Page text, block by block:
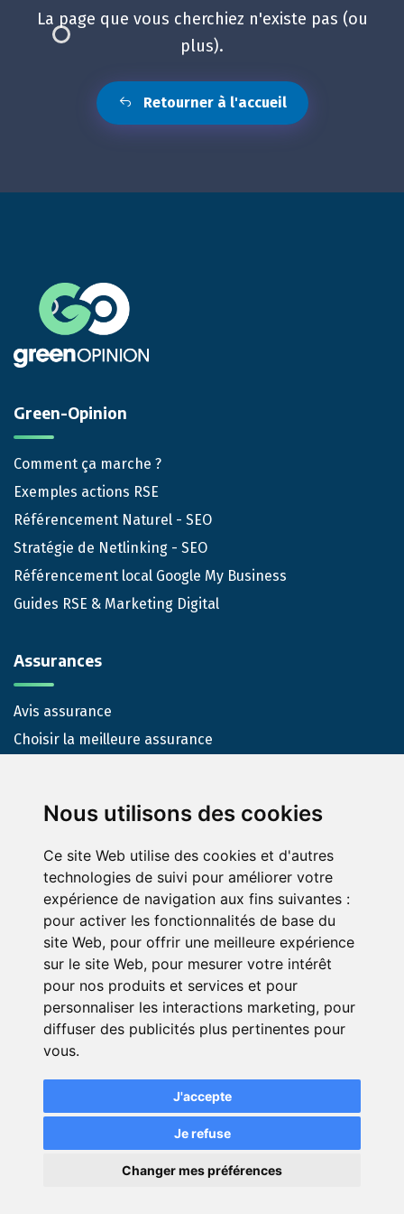
Nous utilisons des cookies
Ce site Web utilise des cookies et d'autres
technologies de suivi pour améliorer votre
expérience de navigation aux fins suivantes :
pour activer les fonctionnalités de base du
site Web, pour offrir une meilleure expérience
sur le site Web, pour mesurer votre intérêt
pour nos produits et services et pour
personnaliser les interactions marketing, pour
diffuser des publicités plus pertinentes pour
vous.
J'accepte
Je refuse
Changer mes préférences
La page que vous cherchiez n'existe pas (ou
plus).
Retourner à l'accueil
Green-Opinion
Comment ça marche ?
Exemples actions RSE
Référencement Naturel - SEO
Stratégie de Netlinking - SEO
Référencement local Google My Business
Guides RSE & Marketing Digital
Assurances
Avis assurance
Choisir la meilleure assurance
Contact
© Green-Opinion — Toute reproduction est interdite
Conditions générales d'utilisation pour les professionnels
abonnés au service Green Opinion
Conditions générales d'utilisation de la page avis assurance